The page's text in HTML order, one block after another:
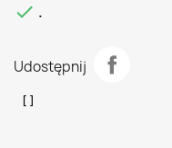
 .
Udostępnij